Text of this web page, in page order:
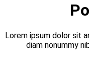
Lorem ipsum dolor sit
diam nonummy